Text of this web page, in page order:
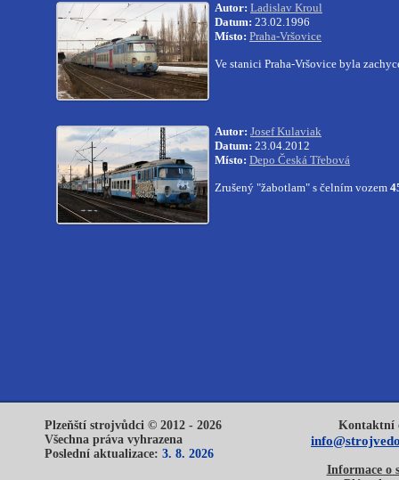
Autor: Ladislav Kroul
Datum: 23.02.1996
Místo: Praha-Vršovice
Ve stanici Praha-Vršovice byla
Autor: Josef Kulaviak
Datum: 23.04.2012
Místo: Depo Česká Třebová
Zrušený "žabotlam" s čelním vozem
Plzeňští strojvůdci © 2012 - 2026
Všechna práva vyhrazena
Poslední aktualizace: 3. 8. 2026
Kontaktní
Informace o